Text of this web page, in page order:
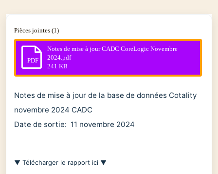
Pièces jointes (1)
PDF
Notes de mise à jour CADC CoreLogic Novembre
2024.pdf
241 KB
Notes de mise à jour de la base de données Cotality
novembre 2024 CADC
Date de sortie: 11 novembre 2024
▼ Télécharger le rapport ici ▼